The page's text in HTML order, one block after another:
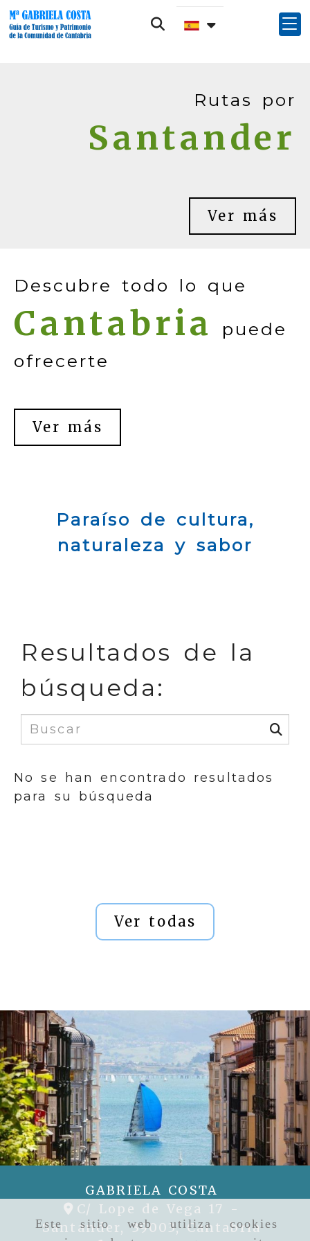
Este sitio web utiliza cookies
Rutas por
Santander
Ver más
Descubre todo lo que
Cantabria
puede
ofrecerte
Ver más
Paraíso de cultura,
naturaleza y sabor
Resultados de la
búsqueda:
No se han encontrado resultados
para su búsqueda
Ver todas
Anterior
GABRIELA COSTA
C/ Lope de Vega 17 -
Santander,39003,Cantabria